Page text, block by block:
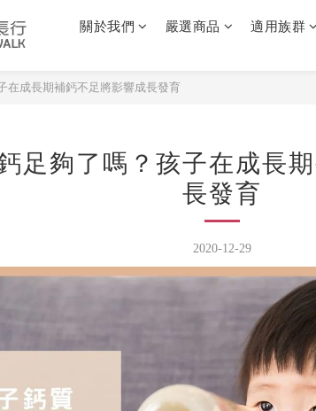
關於我們 嚴選商品 適用族群
在成長期補鈣不足將影響成長發育
足夠了嗎？孩子在成長
長發育
2020-12-29